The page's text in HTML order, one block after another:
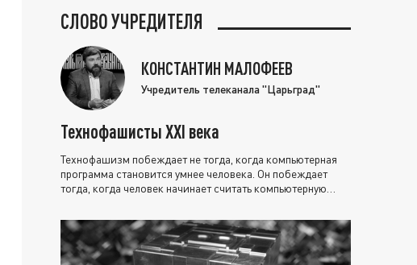
СЛОВО УЧРЕДИТЕЛЯ
КОНСТАНТИН МАЛОФЕЕВ
Учредитель телеканала "Царьград"
Технофашисты XXI века
Технофашизм побеждает не тогда, когда компьютерная
программа становится умнее человека. Он побеждает
тогда, когда человек начинает считать компьютерную